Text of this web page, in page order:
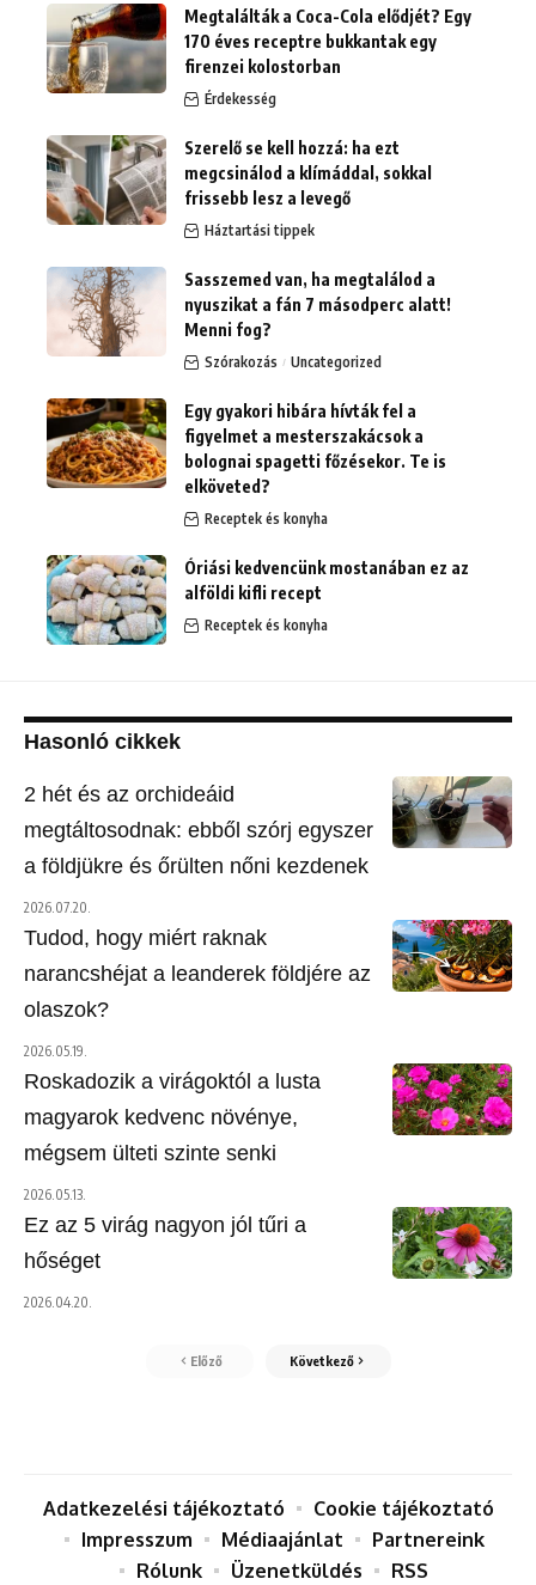
Megtalálták a Coca-Cola elődjét? Egy
170 éves receptre bukkantak egy
firenzei kolostorban
Érdekesség
Szerelő se kell hozzá: ha ezt
megcsinálod a klímáddal, sokkal
frissebb lesz a levegő
Háztartási tippek
Sasszemed van, ha megtalálod a
nyuszikat a fán 7 másodperc alatt!
Menni fog?
Szórakozás Uncategorized
Egy gyakori hibára hívták fel a
figyelmet a mesterszakácsok a
bolognai spagetti főzésekor. Te is
elköveted?
Receptek és konyha
Óriási kedvencünk mostanában ez az
alföldi kifli recept
Receptek és konyha
Hasonló cikkek
2 hét és az orchideáid
megtáltosodnak: ebből szórj egyszer
a földjükre és őrülten nőni kezdenek
2026.07.20.
Tudod, hogy miért raknak
narancshéjat a leanderek földjére az
olaszok?
2026.05.19.
Roskadozik a virágoktól a lusta
magyarok kedvenc növénye,
mégsem ülteti szinte senki
2026.05.13.
Ez az 5 virág nagyon jól tűri a
hőséget
2026.04.20.
Előző Következő
Adatkezelési tájékoztató
Cookie tájékoztató
Impresszum
Médiaajánlat
Partnereink
Rólunk
Üzenetküldés RSS